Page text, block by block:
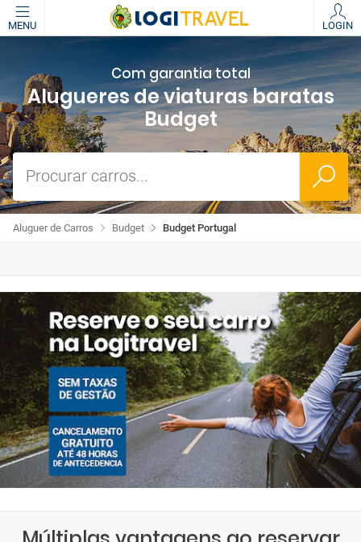
MENU LOGIN
Com garantia total
Alugueres de viaturas baratas
Budget
Procurar carros...
Budget Portugal
Budget
Aluguer de Carros